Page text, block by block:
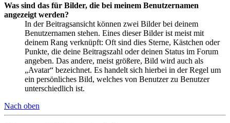
Was sind das für Bilder, die bei meinem Benutzernamen
angezeigt werden?
In der Beitragsansicht können zwei Bilder bei deinem
Benutzernamen stehen. Eines dieser Bilder ist meist mit
deinem Rang verknüpft: Oft sind dies Sterne, Kästchen oder
Punkte, die deine Beitragszahl oder deinen Status im Forum
angeben. Das andere, meist größere, Bild wird auch als
„Avatar“ bezeichnet. Es handelt sich hierbei in der Regel um
ein persönliches Bild, welches von Benutzer zu Benutzer
unterschiedlich ist.
Nach oben